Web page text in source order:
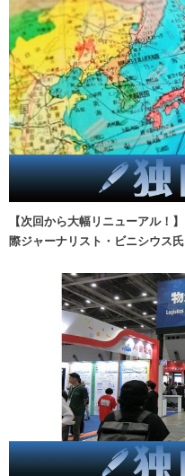
【次回から大幅リニューアル
際ジャーナリスト・ビニシウス氏